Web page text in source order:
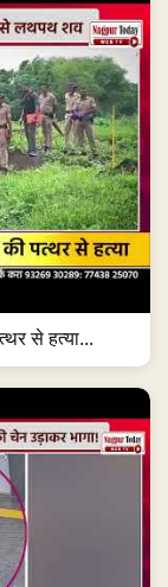
से हत्या...